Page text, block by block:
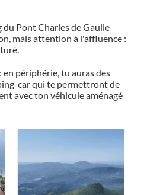
Pont Charles de Gaulle
mais attention à l'affluence :
périphérie, tu auras des
car qui te permettront de
avec ton véhicule aménagé